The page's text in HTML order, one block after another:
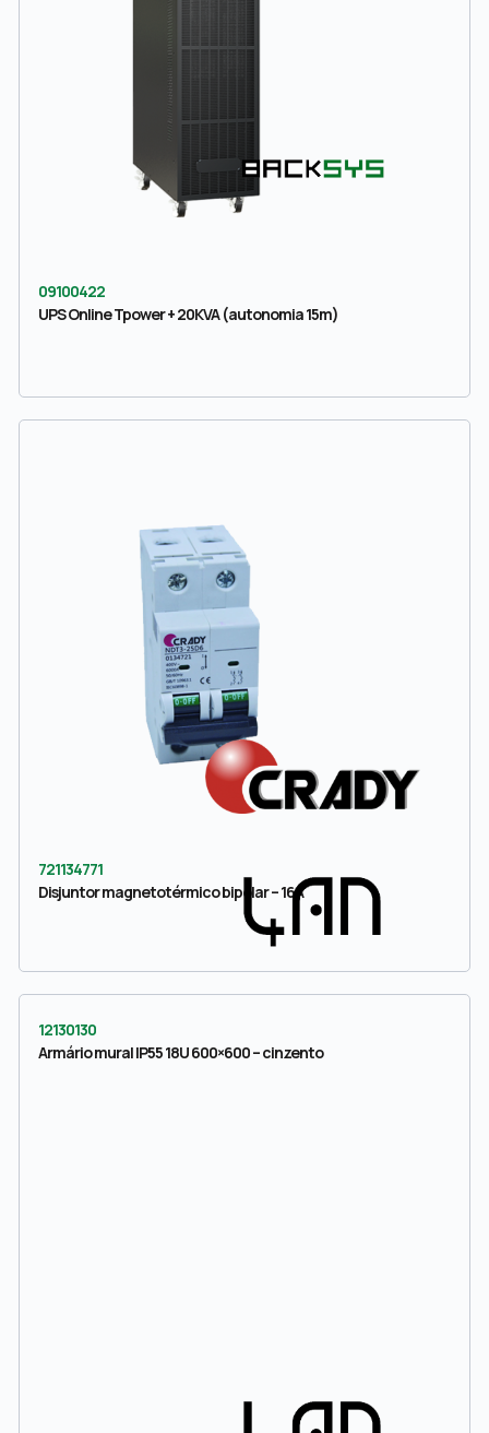
09100422
UPS Online Tpower + 20KVA (autonomia 15m)
721134771
Disjuntor magnetotérmico bipolar – 16A
12130130
Armário mural IP55 18U 600×600 – cinzento